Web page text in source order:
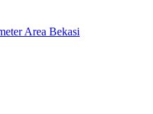
Area Bekasi